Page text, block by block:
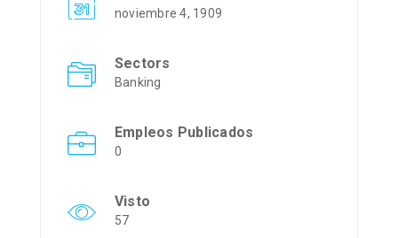
noviembre 4, 1909
Sectors
Banking
Empleos Publicados
0
Visto
57